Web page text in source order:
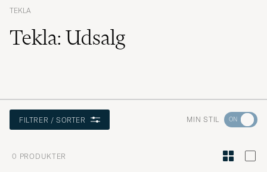
TEKLA
Tekla: Udsalg
FILTRER / SORTER MIN STIL Gå
Stilråd
0 PRODUKTER